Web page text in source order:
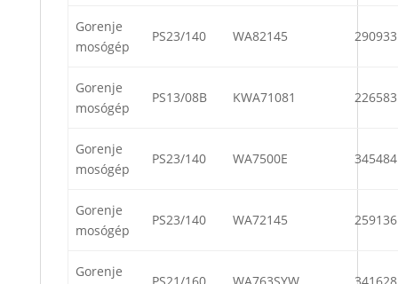
Gorenje
mosógép
PS23/140 WA82145 290933
Gorenje
mosógép
PS13/08B KWA71081 226583
Gorenje
mosógép
PS23/140 WA7500E 345484
Gorenje
mosógép
PS23/140 WA72145 259136
Gorenje